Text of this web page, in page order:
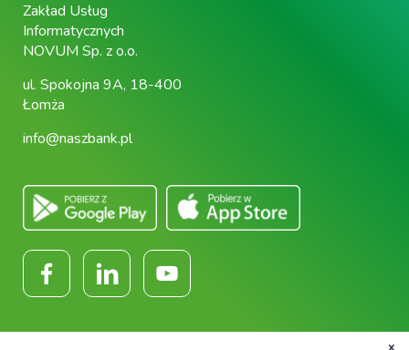
Zakład Usług
Informatycznych
NOVUM Sp. z o.o.
ul. Spokojna 9A, 18-400
Łomża
info@naszbank.pl